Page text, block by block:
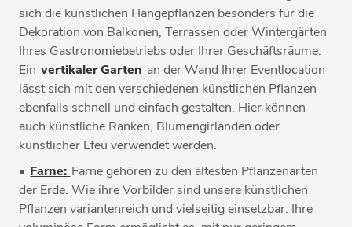
sich die künstlichen Hängepflanzen besonders für die
Dekoration von Balkonen, Terrassen oder Wintergärten
Ihres Gastronomiebetriebs oder Ihrer Geschäftsräume.
Ein vertikaler Garten an der Wand Ihrer Eventlocation
lässt sich mit den verschiedenen künstlichen Pflanzen
ebenfalls schnell und einfach gestalten. Hier können
auch künstliche Ranken, Blumengirlanden oder
künstlicher Efeu verwendet werden.
• Farne: Farne gehören zu den ältesten Pflanzenarten
der Erde. Wie ihre Vorbilder sind unsere künstlichen
Pflanzen variantenreich und vielseitig einsetzbar. Ihre